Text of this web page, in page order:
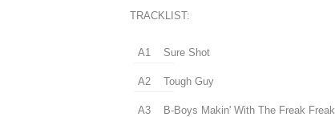
TRACKLIST:
A1 Sure Shot
A2 Tough Guy
A3 B-Boys Makin' With The Freak Freak